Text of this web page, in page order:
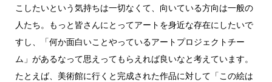
こしたいという気持ちは一切なくて、向いている方向は一般の
人たち。もっと皆さんにとってアートを身近な存在にしたいで
すし、「何か面白いことやっているアートプロジェクトチー
ム」があるなって思えってもらえれば良いなと考えています。
たとえば、美術館に行くと完成された作品に対して「この絵は